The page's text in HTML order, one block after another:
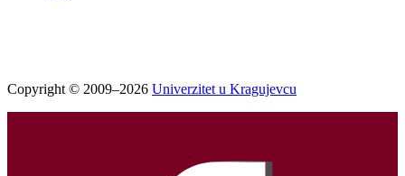
Copyright © 2009–2026 Univerzitet u Kragujevcu